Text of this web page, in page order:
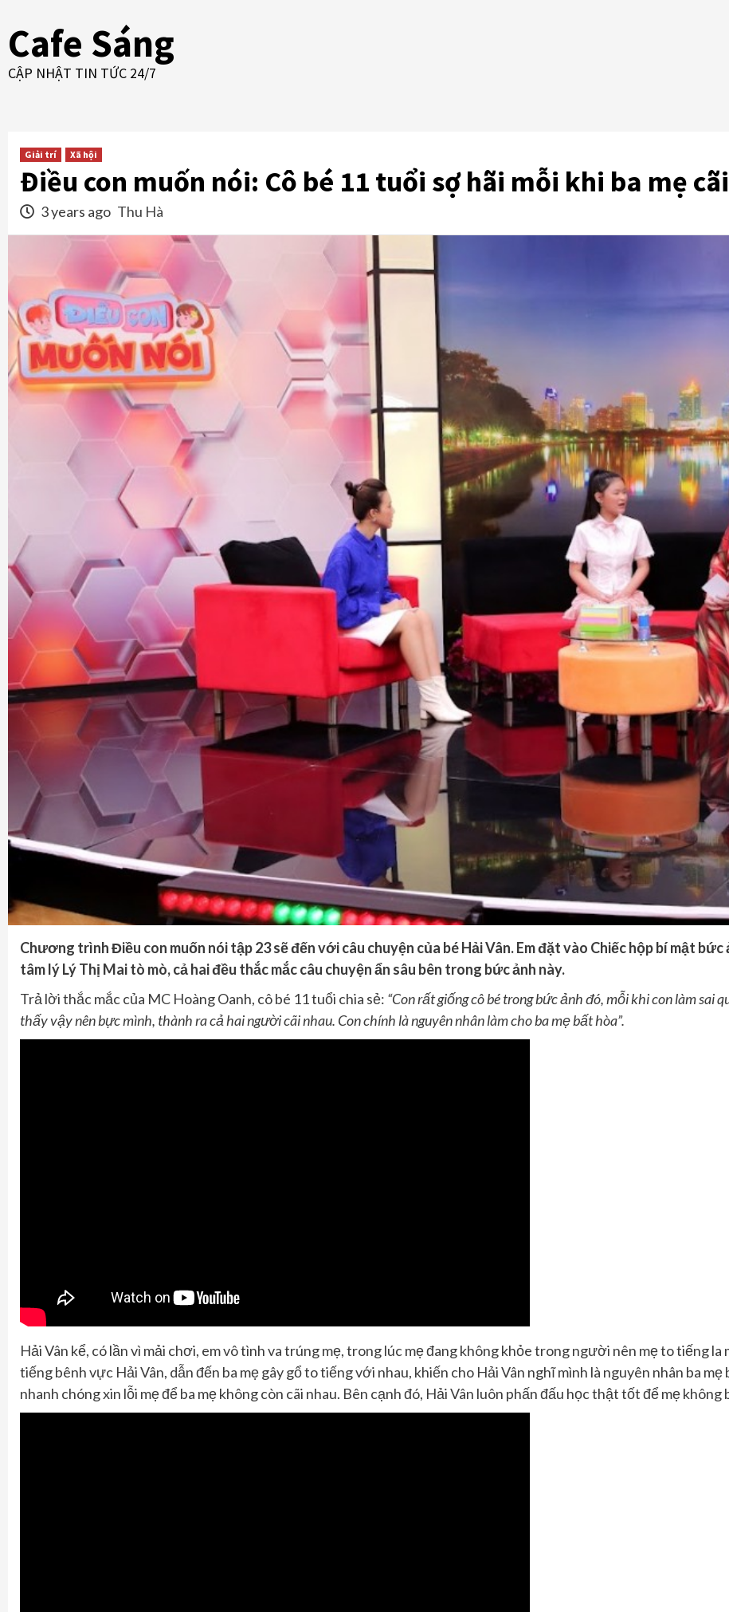
to
content
Cafe Sáng
CẬP NHẬT TIN TỨC 24/7
Giải trí Xã hội
Điều con muốn nói: Cô bé 11 tuổi sợ hãi mỗi khi ba mẹ
3 years ago Thu Hà
Chương trình Điều con muốn nói tập 23 sẽ đến với câu chuyện của bé Hải Vân. Em đặt vào Chiếc hộp bí mật
tâm lý Lý Thị Mai tò mò, cả hai đều thắc mắc câu chuyện ẩn sâu bên trong bức ảnh này.
Trả lời thắc mắc của MC Hoàng Oanh, cô bé 11 tuổi chia sẻ: “Con rất giống cô bé trong bức ảnh đó, mỗi khi con làm sai
thấy vậy nên bực mình, thành ra cả hai người cãi nhau. Con chính là nguyên nhân làm cho ba mẹ bất hòa”.
Hải Vân kể, có lần vì mải chơi, em vô tình va trúng mẹ, trong lúc mẹ đang không khỏe trong người nên mẹ to tiếng la
tiếng bênh vực Hải Vân, dẫn đến ba mẹ gây gổ to tiếng với nhau, khiến cho Hải Vân nghĩ mình là nguyên nhân ba
nhanh chóng xin lỗi mẹ để ba mẹ không còn cãi nhau. Bên cạnh đó, Hải Vân luôn phấn đấu học thật tốt để mẹ không